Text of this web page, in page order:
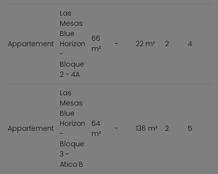
Appartement
Las
Mesas
Blue
Horizon
-
Bloque
2 - 4A
66
m²
- 22 m² 2 4
Appartement
Las
Mesas
Blue
Horizon
-
Bloque
3 -
Atico B
64
m²
- 136 m² 2 5